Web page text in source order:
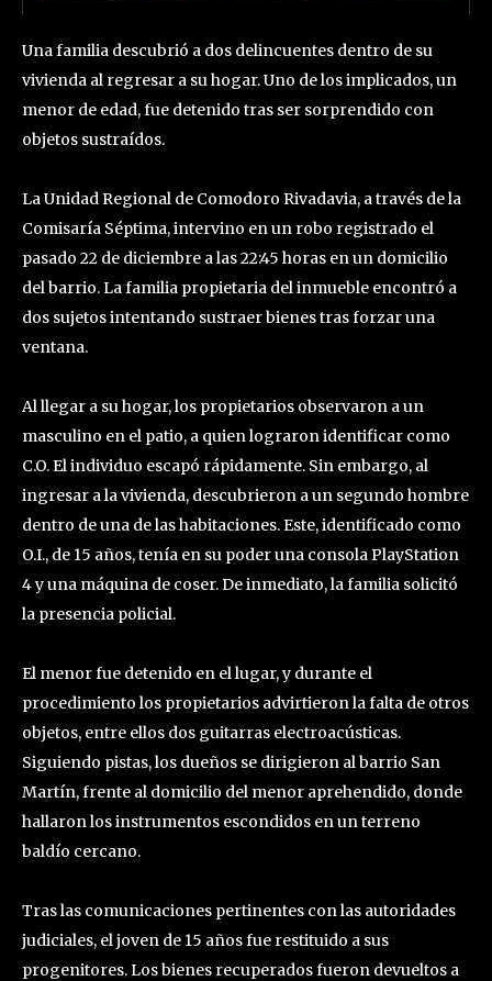
Una familia descubrió a dos delincuentes dentro de su
vivienda al regresar a su hogar. Uno de los implicados, un
menor de edad, fue detenido tras ser sorprendido con
objetos sustraídos.
La Unidad Regional de Comodoro Rivadavia, a través de la
Comisaría Séptima, intervino en un robo registrado el
pasado 22 de diciembre a las 22:45 horas en un domicilio
del barrio. La familia propietaria del inmueble encontró a
dos sujetos intentando sustraer bienes tras forzar una
ventana.
Al llegar a su hogar, los propietarios observaron a un
masculino en el patio, a quien lograron identificar como
C.O. El individuo escapó rápidamente. Sin embargo, al
ingresar a la vivienda, descubrieron a un segundo hombre
dentro de una de las habitaciones. Este, identificado como
O.I., de 15 años, tenía en su poder una consola PlayStation
4 y una máquina de coser. De inmediato, la familia solicitó
la presencia policial.
El menor fue detenido en el lugar, y durante el
procedimiento los propietarios advirtieron la falta de otros
objetos, entre ellos dos guitarras electroacústicas.
Siguiendo pistas, los dueños se dirigieron al barrio San
Martín, frente al domicilio del menor aprehendido, donde
hallaron los instrumentos escondidos en un terreno
baldío cercano.
Tras las comunicaciones pertinentes con las autoridades
judiciales, el joven de 15 años fue restituido a sus
progenitores. Los bienes recuperados fueron devueltos a